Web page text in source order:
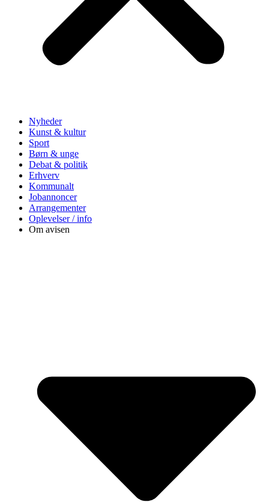
Nyheder
Kunst & kultur
Sport
Børn & unge
Debat & politik
Erhverv
Kommunalt
Jobannoncer
Arrangementer
Oplevelser / info
Om avisen